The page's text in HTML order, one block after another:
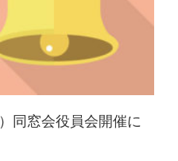
同窓会役員会開催に